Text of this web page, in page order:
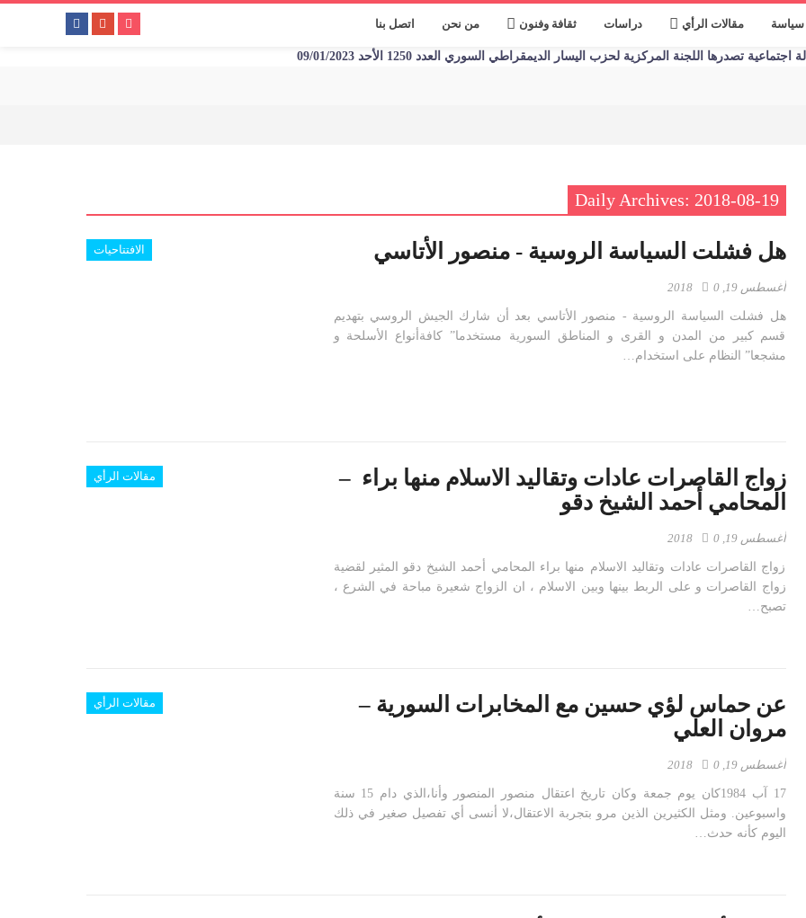
سياسة مقالات الرأي دراسات ثقافة وفنون من نحن اتصل بنا
تصدرها اللجنة المركزية لحزب اليسار الديمقراطي السوري العدد 1250 الأحد 09/01/2023
Daily Archives: 2018-08-19
الافتتاحيات هل فشلت السياسة الروسية - منصور الأتاسي
أغسطس 19, 2018 0
هل فشلت السياسة الروسية - منصور الأتاسي بعد أن شارك الجيش الروسي بتهديم
قسم كبير من المدن و القرى و المناطق السورية مستخدما” كافةأنواع الأسلحة و
مشجعا” النظام على استخدام…
مقالات الرأي
زواج القاصرات عادات وتقاليد الاسلام منها براء –
المحامي أحمد الشيخ دقو
أغسطس 19, 2018 0
زواج القاصرات عادات وتقاليد الاسلام منها براء المحامي أحمد الشيخ دقو المثير لقضية
زواج القاصرات و على الربط بينها وبين الاسلام ، ان الزواج شعيرة مباحة في الشرع ،
تصبح…
مقالات الرأي
عن حماس لؤي حسين مع المخابرات السورية –
مروان العلي
أغسطس 19, 2018 0
17 آب 1984كان يوم جمعة وكان تاريخ اعتقال منصور المنصور وأنا،الذي دام 15 سنة
واسبوعين. ومثل الكثيرين الذين مرو بتجربة الاعتقال،لا أنسى أي تفصيل صغير في ذلك
اليوم كأنه حدث…